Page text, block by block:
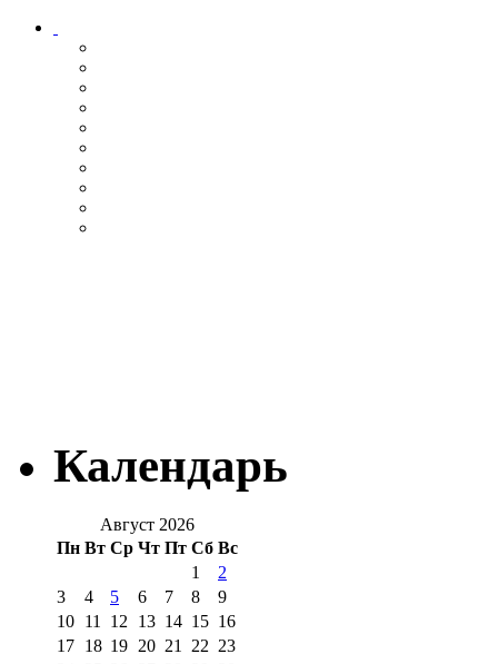
Календарь
Август 2026
Пн Вт Ср Чт Пт Сб Вс
1
2
3
4 5 6 7 8
9
10 11 12 13 14 15 16
17 18 19 20 21 22 23